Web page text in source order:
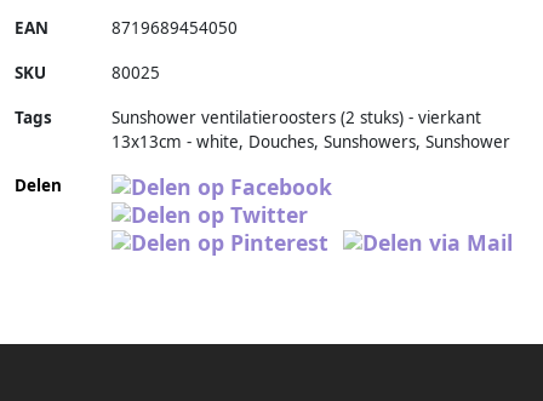
EAN 8719689454050
SKU 80025
Tags
Sunshower ventilatieroosters (2 stuks) - vierkant
13x13cm - white, Douches, Sunshowers, Sunshower
Delen